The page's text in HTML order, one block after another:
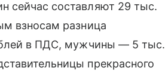
сейчас составляют 29 тыс.
взносам разница
в ПДС, мужчины — 5 тыс.
прекрасного